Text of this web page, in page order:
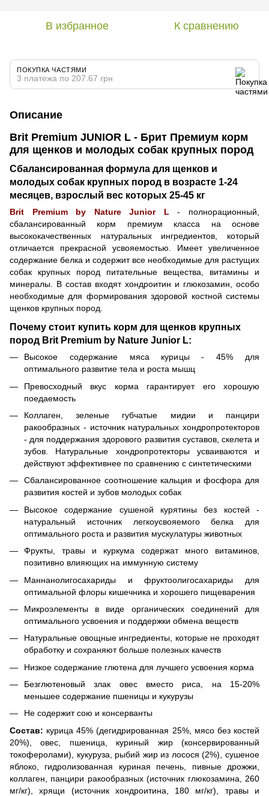
В избранное К сравнению
ПОКУПКА ЧАСТЯМИ
3 платежа по 207.67 грн
Описание
Brit Premium JUNIOR L - Брит Премиум корм
для щенков и молодых собак крупных пород
Сбалансированная формула для щенков и
молодых собак крупных пород в возрасте 1-24
месяцев, взрослый вес которых 25-45 кг
Brit Premium by Nature Junior L- полнорационный,
сбалансированный корм премиум класса на основе
высококачественных натуральных ингредиентов, который
отличается прекрасной усвояемостью. Имеет увеличенное
содержание белка и содержит все необходимые для растущих
собак крупных пород питательные вещества, витамины и
минералы. В состав входят хондроитин и глюкозамин, особо
необходимые для формирования здоровой костной системы
щенков крупных пород.
Почему стоит купить корм для щенков крупных
пород Brit Premium by Nature Junior L:
Высокое содержание мяса курицы - 45% для
оптимального развитие тела и роста мышц
Превосходный вкус корма гарантирует его хорошую
поедаемость
Коллаген, зеленые губчатые мидии и панцири
ракообразных - источник натуральных хондропротекторов
- для поддержания здорового развития суставов, скелета и
зубов. Натуральные хондропротекторы усваиваются и
действуют эффективнее по сравнению с синтетическими
Сбалансированное соотношение кальция и фосфора для
развития костей и зубов молодых собак
Высокое содержание сушеной курятины без костей -
натуральный источник легкоусвояемого белка для
оптимального роста и развития мускулатуры животных
Фрукты, травы и куркума содержат много витаминов,
позитивно влияющих на иммунную систему
Маннанолигосахариды и фруктоолигосахариды для
оптимальной флоры кишечника и хорошего пищеварения
Микроэлементы в виде органических соединений для
оптимального усвоения и поддержки обмена веществ
Натуральные овощные ингредиенты, которые не проходят
обработку и сохраняют больше полезных качеств
Низкое содержание глютена для лучшего усвоения корма
Безглютеновый злак овес вместо риса, на 15-20%
меньшее содержание пшеницы и кукурузы
Не содержит сою и консерванты
Состав: курица 45% (дегидрированная 25%, мясо без костей
20%), овес, пшеница, куриный жир (консервированный
токоферолами), кукуруза, рыбий жир из лосося (2%), сушеное
яблоко, гидролизованная куриная печень, пивные дрожжи,
коллаген, панцири ракообразных (источник глюкозамина, 260
мг/кг), хрящи (источник хондроитина, 180 мг/кг), травы и